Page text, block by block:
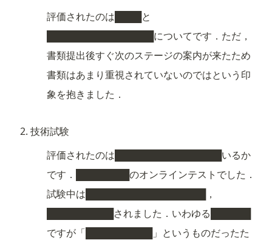
評価されたのは████と
████████████████についてです．ただ，
書類提出後すぐ次のステージの案内が来たため
書類はあまり重視されていないのではという印
象を抱きました．
技術試験
評価されたのは████████████████いるか
です．████████のオンラインテストでした．
試験中は██████████████████，
██████████されました．いわゆる██████
ですが「██████████」というものだったた